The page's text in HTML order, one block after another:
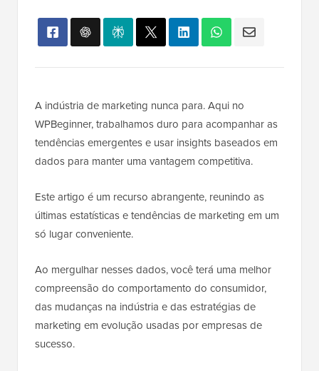
A indústria de marketing nunca para. Aqui no
WPBeginner, trabalhamos duro para acompanhar as
tendências emergentes e usar insights baseados em
dados para manter uma vantagem competitiva.
Este artigo é um recurso abrangente, reunindo as
últimas estatísticas e tendências de marketing em um
só lugar conveniente.
Ao mergulhar nesses dados, você terá uma melhor
compreensão do comportamento do consumidor,
das mudanças na indústria e das estratégias de
marketing em evolução usadas por empresas de
sucesso.